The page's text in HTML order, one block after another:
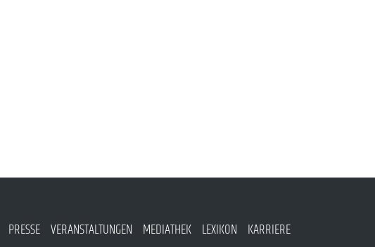
PRESSE VERANSTALTUNGEN MEDIATHEK LEXIKON KARRIERE